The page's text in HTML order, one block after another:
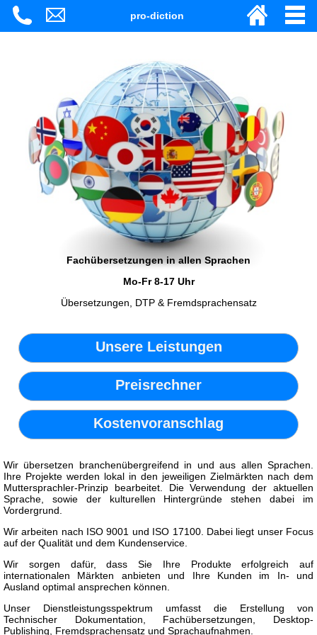
pro-diction
Fachübersetzungen in allen Sprachen
Mo-Fr 8-17 Uhr
Übersetzungen, DTP & Fremdsprachensatz
Unsere Leistungen
Preisrechner
Kostenvoranschlag
Wir übersetzen branchenübergreifend in und aus allen Sprachen.
Ihre Projekte werden lokal in den jeweiligen Zielmärkten nach dem
Muttersprachler-Prinzip bearbeitet. Die Verwendung der aktuellen
Sprache, sowie der kulturellen Hintergründe stehen dabei im
Vordergrund.
Wir arbeiten nach ISO 9001 und ISO 17100. Dabei liegt unser Focus
auf der Qualität und dem Kundenservice.
Wir sorgen dafür, dass Sie Ihre Produkte erfolgreich auf
internationalen Märkten anbieten und Ihre Kunden im In- und
Ausland optimal ansprechen können.
Unser Dienstleistungsspektrum umfasst die Erstellung von
Technischer Dokumentation, Fachübersetzungen, Desktop-
Publishing, Fremdsprachensatz und Sprachaufnahmen.